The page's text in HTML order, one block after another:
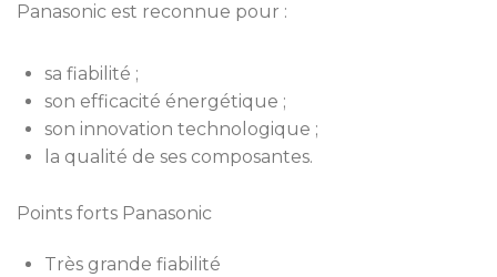
Panasonic est reconnue pour :
sa fiabilité ;
son efficacité énergétique ;
son innovation technologique ;
la qualité de ses composantes.
Points forts Panasonic
Très grande fiabilité